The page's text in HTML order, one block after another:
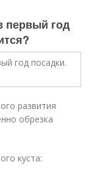
первый год
развития
обрезка
куста: